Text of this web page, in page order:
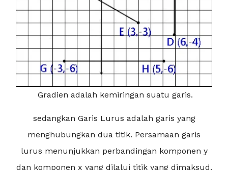
Gradien adalah kemiringan suatu garis.
sedangkan Garis Lurus adalah garis yang
menghubungkan dua titik. Persamaan garis
lurus menunjukkan perbandingan komponen y
dan komponen x yang dilalui titik yang dimaksud.